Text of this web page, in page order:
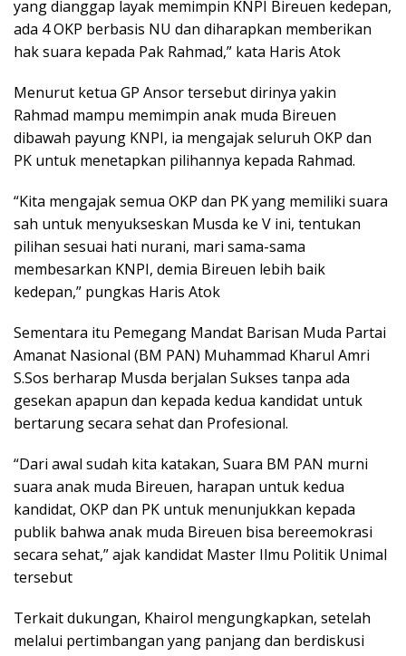
yang dianggap layak memimpin KNPI Bireuen kedepan,
ada 4 OKP berbasis NU dan diharapkan memberikan
hak suara kepada Pak Rahmad,” kata Haris Atok
Menurut ketua GP Ansor tersebut dirinya yakin
Rahmad mampu memimpin anak muda Bireuen
dibawah payung KNPI, ia mengajak seluruh OKP dan
PK untuk menetapkan pilihannya kepada Rahmad.
“Kita mengajak semua OKP dan PK yang memiliki suara
sah untuk menyukseskan Musda ke V ini, tentukan
pilihan sesuai hati nurani, mari sama-sama
membesarkan KNPI, demia Bireuen lebih baik
kedepan,” pungkas Haris Atok
Sementara itu Pemegang Mandat Barisan Muda Partai
Amanat Nasional (BM PAN) Muhammad Kharul Amri
S.Sos berharap Musda berjalan Sukses tanpa ada
gesekan apapun dan kepada kedua kandidat untuk
bertarung secara sehat dan Profesional.
“Dari awal sudah kita katakan, Suara BM PAN murni
suara anak muda Bireuen, harapan untuk kedua
kandidat, OKP dan PK untuk menunjukkan kepada
publik bahwa anak muda Bireuen bisa bereemokrasi
secara sehat,” ajak kandidat Master Ilmu Politik Unimal
tersebut
Terkait dukungan, Khairol mengungkapkan, setelah
melalui pertimbangan yang panjang dan berdiskusi